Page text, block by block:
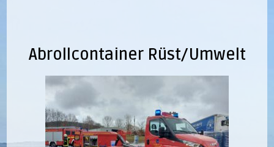
Abrollcontainer Rüst/Umwelt